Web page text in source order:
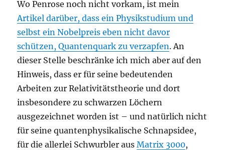
Wo Penrose noch nicht vorkam, ist mein
Artikel darüber, dass ein Physikstudium und
selbst ein Nobelpreis eben nicht davor
schützen, Quantenquark zu verzapfen. An
dieser Stelle beschränke ich mich aber auf den
Hinweis, dass er für seine bedeutenden
Arbeiten zur Relativitätstheorie und dort
insbesondere zu schwarzen Löchern
ausgezeichnet worden ist – und natürlich nicht
für seine quantenphysikalische Schnapsidee,
für die allerlei Schwurbler ausMatrix 3000,